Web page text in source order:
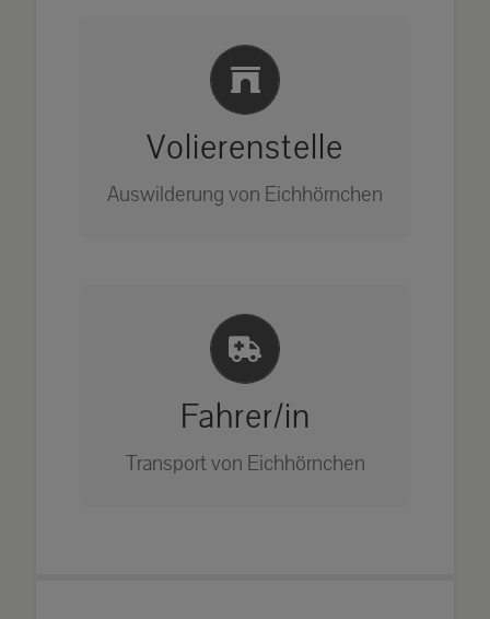
auf: 0162-7909946
Volierenstelle
Auswilderung von Eichhörnchen
Einlernung und Infos
Bitte unter unserem Büro anrufen
auf: 0162-7909946
Fahrer/in
Transport von Eichhörnchen
Einlernung und Infos